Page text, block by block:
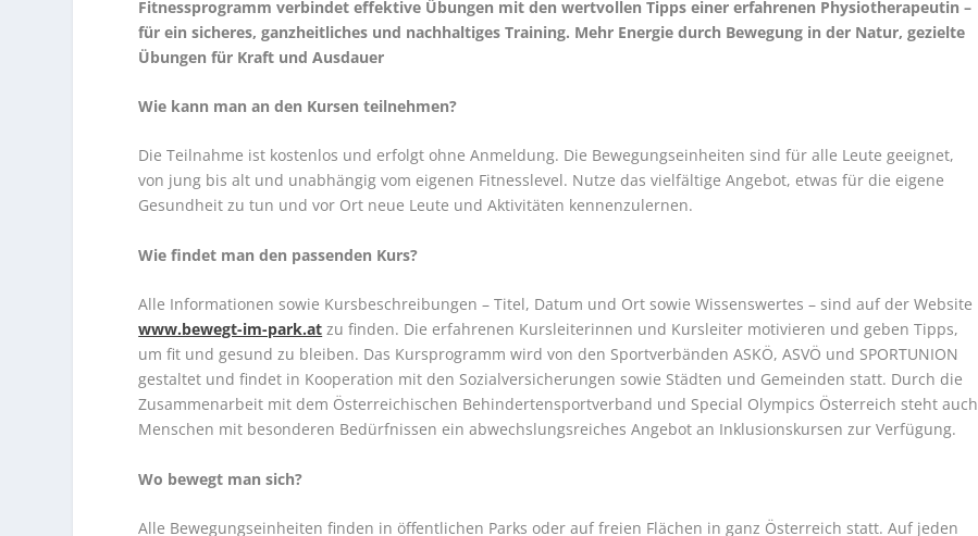
Fitnessprogramm verbindet effektive Übungen mit den wertvollen Tipps einer erfahrenen Physiotherapeutin –
für ein sicheres, ganzheitliches und nachhaltiges Training. Mehr Energie durch Bewegung in der Natur, gezielte
Übungen für Kraft und Ausdauer
Wie kann man an den Kursen teilnehmen?
Die Teilnahme ist kostenlos und erfolgt ohne Anmeldung. Die Bewegungseinheiten sind für alle Leute geeignet,
von jung bis alt und unabhängig vom eigenen Fitnesslevel. Nutze das vielfältige Angebot, etwas für die eigene
Gesundheit zu tun und vor Ort neue Leute und Aktivitäten kennenzulernen.
Wie findet man den passenden Kurs?
Alle Informationen sowie Kursbeschreibungen – Titel, Datum und Ort sowie Wissenswertes – sind auf der Website
www.bewegt-im-park.at zu finden. Die erfahrenen Kursleiterinnen und Kursleiter motivieren und geben Tipps,
um fit und gesund zu bleiben. Das Kursprogramm wird von den Sportverbänden ASKÖ, ASVÖ und SPORTUNION
gestaltet und findet in Kooperation mit den Sozialversicherungen sowie Städten und Gemeinden statt. Durch die
Zusammenarbeit mit dem Österreichischen Behindertensportverband und Special Olympics Österreich steht auch
Menschen mit besonderen Bedürfnissen ein abwechslungsreiches Angebot an Inklusionskursen zur Verfügung.
Wo bewegt man sich?
Alle Bewegungseinheiten finden in öffentlichen Parks oder auf freien Flächen in ganz Österreich statt. Auf jeden